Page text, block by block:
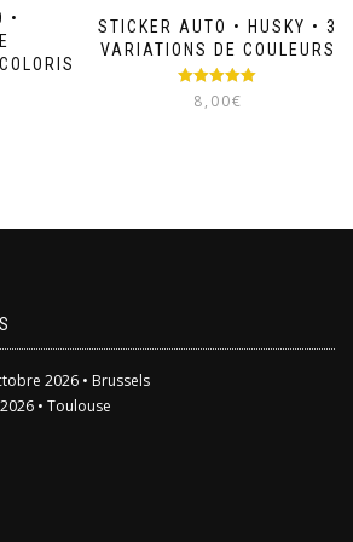
•
STICKER AUTO • HUSKY • 3
VARIATIONS DE COULEURS
Note 5.00
sur 5
8,00€
2026 • Brussels
• Toulouse